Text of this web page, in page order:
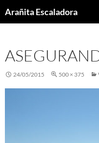
toArañita Escaladora
24/05/2015 500 × 375